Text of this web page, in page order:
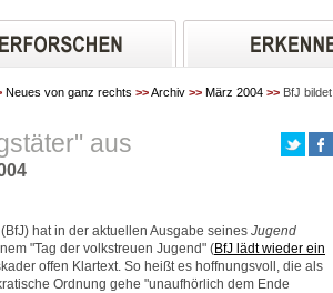
Neues von ganz rechts >>Archiv >> März 2004 >> BfJ bildet
aus
(BfJ) hat in der aktuellen Ausgabe seines Jugend
"Tag der volkstreuen Jugend" (BfJ lädt wieder ein
offen Klartext. So heißt es hoffnungsvoll, die als
Ordnung gehe "unaufhörlich dem Ende